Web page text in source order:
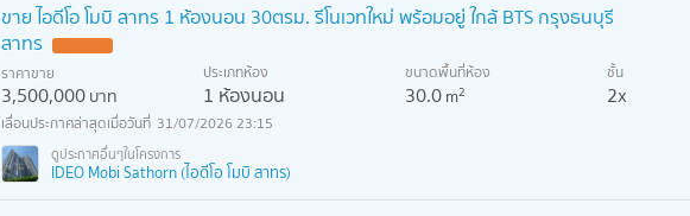
ขาย ไอดีโอ โมบิ สาทร 1 ห้องนอน 30ตรม. รีโนเวทใหม่ พร้อมอยู่ ใกล้ BTS กรุงธนบุรี
สาทร
ราคาขาย
3,500,000บาท
ประเภทห้อง
1 ห้องนอน
ขนาดพื้นที่ห้อง
30.0m2
ชั้น
2x
31/07/2026 23:15
IDEO Mobi Sathorn (ไอดีโอ โมบิ สาทร)